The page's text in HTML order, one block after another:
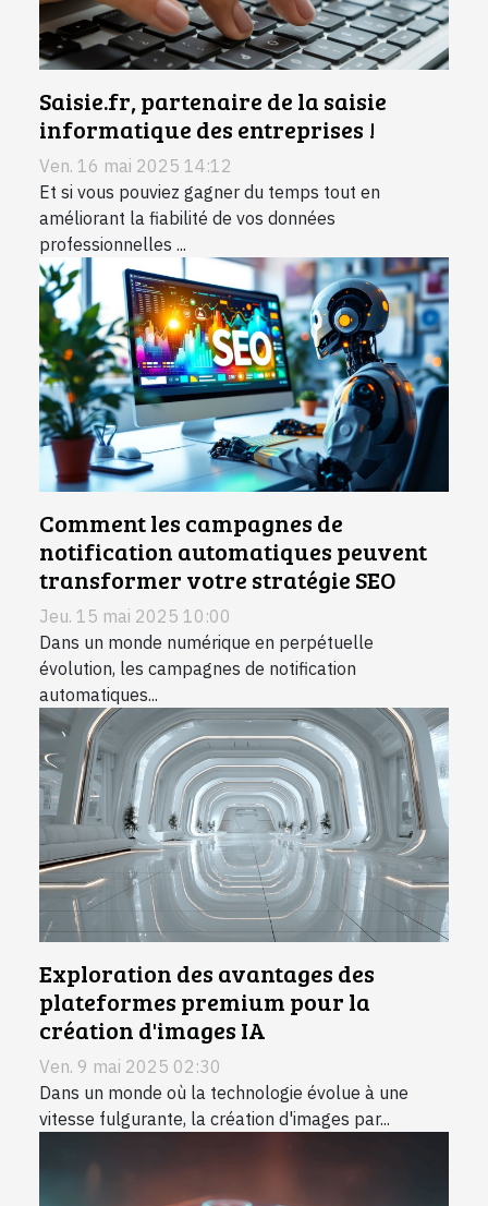
Saisie.fr, partenaire de la saisie
informatique des entreprises !
Ven. 16 mai 2025 14:12
Et si vous pouviez gagner du temps tout en
améliorant la fiabilité de vos données
professionnelles ...
Comment les campagnes de
notification automatiques peuvent
transformer votre stratégie SEO
Jeu. 15 mai 2025 10:00
Dans un monde numérique en perpétuelle
évolution, les campagnes de notification
automatiques...
Exploration des avantages des
plateformes premium pour la
création d'images IA
Ven. 9 mai 2025 02:30
Dans un monde où la technologie évolue à une
vitesse fulgurante, la création d'images par...